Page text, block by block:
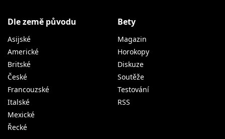
Dle země původu
Asijské
Americké
Britské
České
Francouzské
Italské
Mexické
Řecké
Bety
Magazin
Horokopy
Diskuze
Soutěže
Testování
RSS